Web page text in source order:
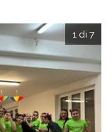
1 di 7